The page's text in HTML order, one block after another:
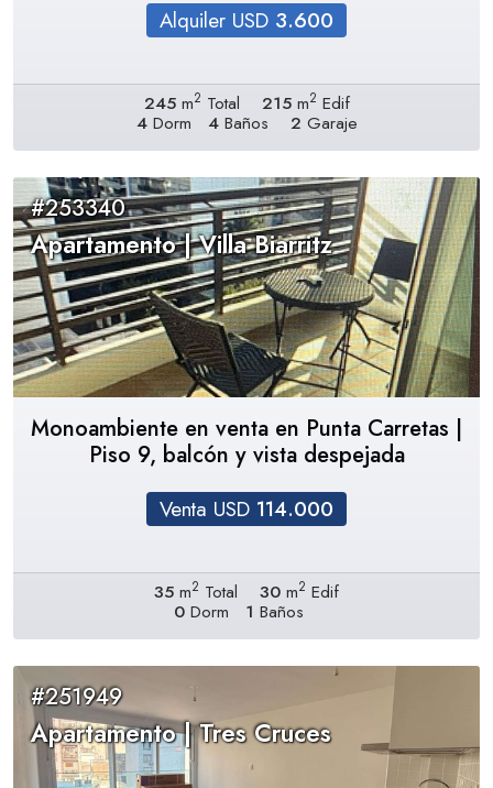
Alquiler USD 3.600
245m2 Total 215m2 Edif
4Dorm 4Baños 2 Garaje
#253340
Apartamento | Villa Biarritz
Monoambiente en venta en Punta Carretas |
Piso 9, balcón y vista despejada
Venta USD 114.000
35 m2 Total 30 m2 Edif
0Dorm 1 Baños
#251949
Apartamento | Tres Cruces